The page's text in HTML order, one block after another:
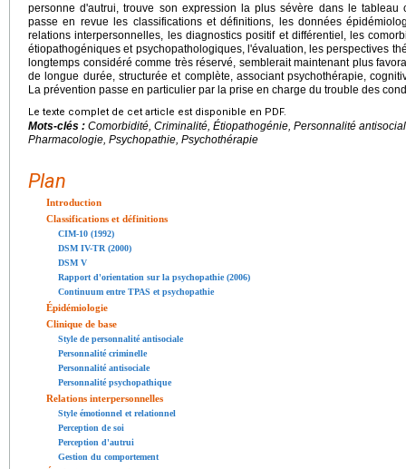
personne d'autrui, trouve son expression la plus sévère dans le
passe en revue les classifications et définitions, les données
relations interpersonnelles, les diagnostics positif et différentiel, les
étiopathogéniques et psychopathologiques, l'évaluation, les perspectives
longtemps considéré comme très réservé, semblerait maintenant plus
de longue durée, structurée et complète, associant psychothérapie,
La prévention passe en particulier par la prise en charge du trouble des
Le texte complet de cet article est disponible en PDF.
Mots-clés : Comorbidité, Criminalité, Étiopathogénie, Personnalité
Pharmacologie, Psychopathie, Psychothérapie
Plan
Introduction
Classifications et définitions
CIM-10 (1992)
DSM IV-TR (2000)
DSM V
Rapport d'orientation sur la psychopathie (2006)
Continuum entre TPAS et psychopathie
Épidémiologie
Clinique de base
Style de personnalité antisociale
Personnalité criminelle
Personnalité antisociale
Personnalité psychopathique
Relations interpersonnelles
Style émotionnel et relationnel
Perception de soi
Perception d'autrui
Gestion du comportement